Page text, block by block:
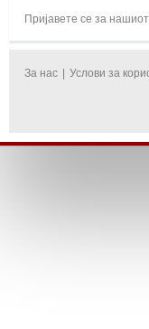
Пријавете се за
За нас Услови за